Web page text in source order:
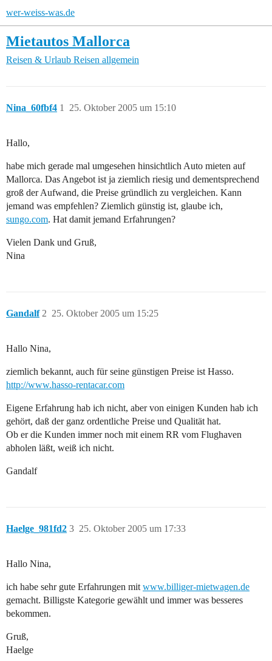
wer-weiss-was.de
Mietautos Mallorca
Reisen & Urlaub Reisen allgemein
Nina_60fbf4 25. Oktober 2005 um 15:10
1
Hallo,
habe mich gerade mal umgesehen hinsichtlich Auto mieten auf
Mallorca. Das Angebot ist ja ziemlich riesig und dementsprechend
groß der Aufwand, die Preise gründlich zu vergleichen. Kann
jemand was empfehlen? Ziemlich günstig ist, glaube ich,
sungo.com. Hat damit jemand Erfahrungen?
Vielen Dank und Gruß,
Nina
Gandalf 25. Oktober 2005 um 15:25
2
Hallo Nina,
ziemlich bekannt, auch für seine günstigen Preise ist Hasso.
http://www.hasso-rentacar.com
Eigene Erfahrung hab ich nicht, aber von einigen Kunden hab ich
gehört, daß der ganz ordentliche Preise und Qualität hat.
Ob er die Kunden immer noch mit einem RR vom Flughaven
abholen läßt, weiß ich nicht.
Gandalf
Haelge_981fd2 25. Oktober 2005 um 17:33
3
Hallo Nina,
ich habe sehr gute Erfahrungen mit www.billiger-mietwagen.de
gemacht. Billigste Kategorie gewählt und immer was besseres
bekommen.
Gruß,
Haelge